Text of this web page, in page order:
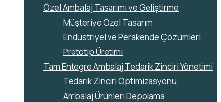
Özel Ambalaj Tasarımı ve Geliştirme
Müşteriye Özel Tasarım
Endüstriyel ve Perakende Çözümleri
Prototip Üretimi
Tam Entegre Ambalaj Tedarik Zinciri Yönetimi
Tedarik Zinciri Optimizasyonu
Ambalaj Ürünleri Depolama